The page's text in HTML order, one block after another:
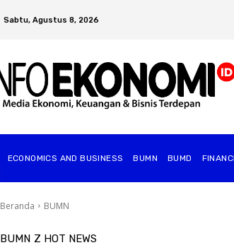
Sabtu, Agustus 8, 2026
ECONOMICS AND BUSINESS BUMN BUMD
Beranda BUMN
BUMN Z HOT NEWS